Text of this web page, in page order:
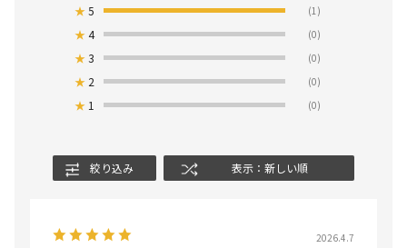
★5 (1)
★4 (0)
★3 (0)
★ 2 (0)
★ 1 (0)
絞り込み 表示：新しい順
2026.4.7